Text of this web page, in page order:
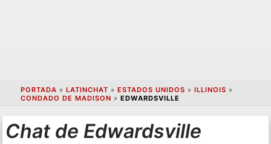
PORTADA » LATINCHAT » ESTADOS UNIDOS » ILLINOIS »
CONDADO DE MADISON » EDWARDSVILLE
Chat de Edwardsville